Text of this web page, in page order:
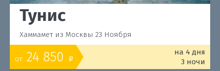
Тунис
Хаммамет из Москвы 23 Ноября
от 24 850 o
на 4 дня
3 ночи